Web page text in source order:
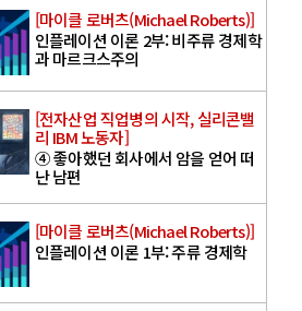
[마이클 로버츠(Michael Roberts)]
인플레이션 이론 2부: 비주류 경제학
과 마르크스주의
[전자산업 직업병의 시작, 실리콘밸
리 IBM 노동자]
④ 좋아했던 회사에서 암을 얻어 떠
난 남편
[마이클 로버츠(Michael Roberts)]
인플레이션 이론 1부: 주류 경제학